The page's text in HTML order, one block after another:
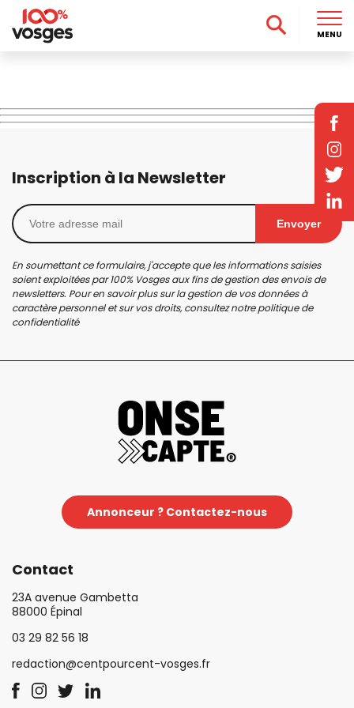
Inscription à la Newsletter
Envoyer
En soumettant ce formulaire, j'accepte que les informations saisies
soient exploitées par 100% Vosges aux fins de gestion des envois de
newsletters. Pour en savoir plus sur la gestion de vos données à
caractère personnel et sur vos droits, consultez notrepolitique de
confidentialité
Annonceur ? Contactez-nous
Contact
23A avenue Gambetta
88000 Épinal
03 29 82 56 18
redaction@centpourcent-vosges.fr
MENU